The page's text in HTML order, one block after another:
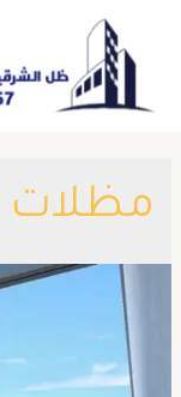
مظلات